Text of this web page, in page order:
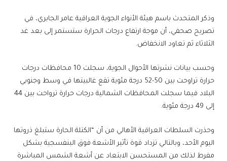
وذكر المتحدث باسم هيئة الأنواء الجوية العراقية عامر الجابري، في
تصريح صحفي، أن موجة ارتفاع درجات الحرارة ستستمر إلى بعد غد
الثلاثاء ثم تعاود الانخفاض.
وحسب بيانات نشرتها الأحوال الجوية، سجلت 10 محافظات درجات
حرارة تراوحت بين 50-52 درجة مئوية تقع غالبيتها في وسط وجنوبي
البلاد فيما سجلت المحافظات الشمالية درجات حرارة ترواحت بين 44
إلى 49 درجة مئوية.
وحذرت السلطات العراقية الأهالي من أن “الكتلة الحارة ستبلغ ذروتها
اليوم الأحد، وبالتالي تزداد قوة تأثير الأشعة فوق البنفسجية بشكل
مفرط لذلك من المستحسن الابتعاد عن أشعة الشمس المباشرة